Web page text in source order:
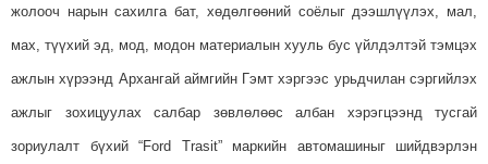
жолооч нарын сахилга бат, хөдөлгөөний соёлыг дээшлүүлэх, мал,
мах, түүхий эд, мод, модон материалын хууль бус үйлдэлтэй тэмцэх
ажлын хүрээнд Архангай аймгийн Гэмт хэргээс урьдчилан сэргийлэх
ажлыг зохицуулах салбар зөвлөлөөс албан хэрэгцээнд тусгай
зориулалт бүхий “Ford Trasit” маркийн автомашиныг шийдвэрлэн